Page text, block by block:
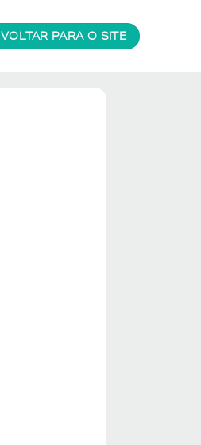
VOLTAR PARA O SITE